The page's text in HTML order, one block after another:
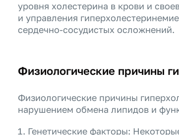
уровня холестерина в крови и
и управления
сердечно-сосудистых осложнений.
Физиологические причины
Физиологические причины
нарушением обмена липидов и
Генетические факторы: